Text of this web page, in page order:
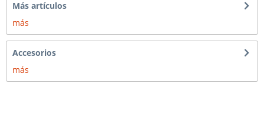
Más artículos
más
Accesorios
más